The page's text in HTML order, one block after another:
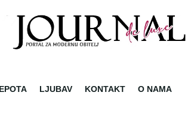
LJUBAV KONTAKT O NAMA